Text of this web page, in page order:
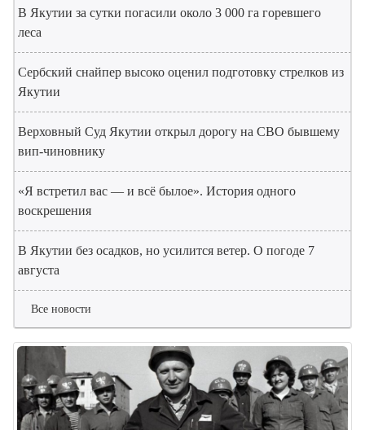
В Якутии за сутки погасили около 3 000 га горевшего
леса
Сербский снайпер высоко оценил подготовку стрелков из
Якутии
Верховный Суд Якутии открыл дорогу на СВО бывшему
вип-чиновнику
«Я встретил вас — и всё былое». История одного
воскрешения
В Якутии без осадков, но усилится ветер. О погоде 7
августа
Все новости